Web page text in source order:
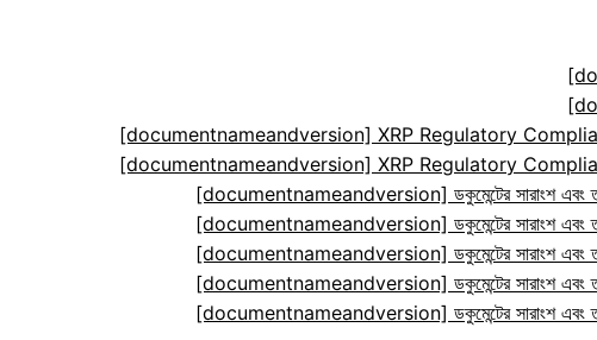
[documentnameandversion] XRP Regulatory
[documentnameandversion] XRP Regulatory
[documentnameandversion] ডকুমেন্টের সারাংশ এবং
[documentnameandversion] ডকুমেন্টের সারাংশ এবং
[documentnameandversion] ডকুমেন্টের সারাংশ এবং
[documentnameandversion] ডকুমেন্টের সারাংশ এবং
[documentnameandversion] ডকুমেন্টের সারাংশ এবং